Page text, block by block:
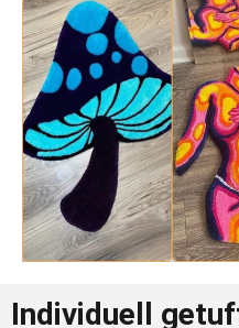
Individuell